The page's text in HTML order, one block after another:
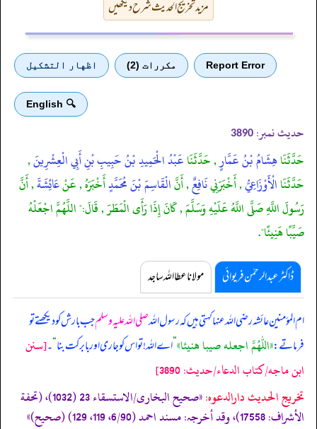
مزید تخریج الحدیث شرح دیکھیں
Report Error مكررات (2) اظهار التشكيل
🔍 English
حدیث نمبر: 3890
حَدَّثَنَاهِشَامُ بْنُ عَمَّارٍ, حَدَّثَنَاعَبْدُ الْحَمِيدِ بْنُ حَبِيبِ بْنِ أَبِي الْعِشْرِينَ,
حَدَّثَنَاالْأَوْزَاعِيُّ, أَخْبَرَنِينَافِعٌ, أَنَّالْقَاسِمَ بْنَ مُحَمَّدٍأَخْبَرَهُ , عَنْعَائِشَةَ, أَنَّ
رَسُولَ اللَّهِ صَلَّى اللَّهُ عَلَيْهِ وَسَلَّمَ , كَانَ إِذَا رَأَى الْمَطَرَ , قَالَ:" اللَّهُمَّ اجْعَلْهُ
صَيِّبًا هَنِيئًا".
ڈاکٹر عبدالرحمٰن فریوائی مولانا عطا اللہ ساجد
ام المؤمنین عائشہ رضی اللہ عنہا کہتی ہیں کہرسول اللہصلی اللہ علیہ وسلمجب بارش کو دیکھتے تو
فرماتے:«اللهم اجعله صيبا هنيئا»”اے اللہ! تو اس کو جاری اور بابرکت بنا“۔[سنن
ابن ماجه/كتاب الدعاء/حدیث: 3890]
تخریج الحدیث دارالدعوہ:
«صحیح البخاری/الاستسقاء 23 (1032)، (تحفة
الأشراف: 17558)، وقد أخرجہ: مسند احمد (6/90، 119، 129) (صحیح)»